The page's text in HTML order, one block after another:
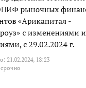
рыночных
«Арикапитал -
с изменениями и
с 29.02.2024 г.
21.02.2024, 18:23